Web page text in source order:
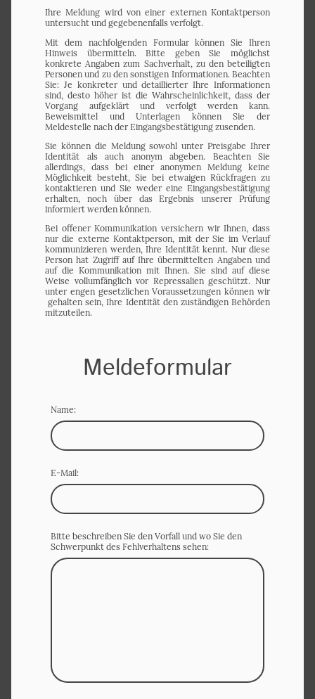
Ihre Meldung wird von einer externen Kontaktperson
untersucht und gegebenenfalls verfolgt.
Mit dem nachfolgenden Formular können Sie Ihren
Hinweis übermitteln. Bitte geben Sie möglichst
konkrete Angaben zum Sachverhalt, zu den beteiligten
Personen und zu den sonstigen Informationen. Beachten
Sie: Je konkreter und detaillierter Ihre Informationen
sind, desto höher ist die Wahrscheinlichkeit, dass der
Vorgang aufgeklärt und verfolgt werden kann.
Beweismittel und Unterlagen können Sie der
Meldestelle nach der Eingangsbestätigung zusenden.
Sie können die Meldung sowohl unter Preisgabe Ihrer
Identität als auch anonym abgeben. Beachten Sie
allerdings, dass bei einer anonymen Meldung keine
Möglichkeit besteht, Sie bei etwaigen Rückfragen zu
kontaktieren und Sie weder eine Eingangsbestätigung
erhalten, noch über das Ergebnis unserer Prüfung
informiert werden können.
Bei offener Kommunikation versichern wir Ihnen, dass
nur die externe Kontaktperson, mit der Sie im Verlauf
kommunizieren werden, Ihre Identität kennt. Nur diese
Person hat Zugriff auf Ihre übermittelten Angaben und
auf die Kommunikation mit Ihnen. Sie sind auf diese
Weise vollumfänglich vor Repressalien geschützt. Nur
unter engen gesetzlichen Voraussetzungen können wir
gehalten sein, Ihre Identität den zuständigen Behörden
mitzuteilen.
Meldeformular
Name:
E-Mail:
Bitte beschreiben Sie den Vorfall und wo Sie den
Schwerpunkt des Fehlverhaltens sehen: